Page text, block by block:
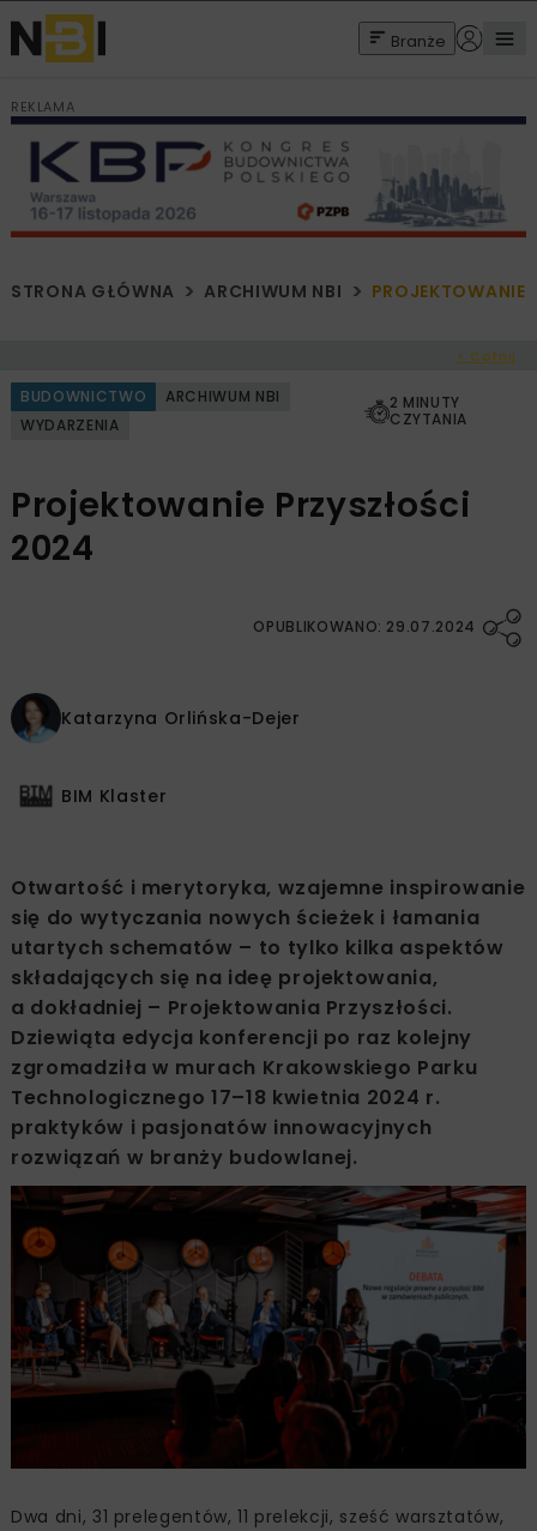
Branże
REKLAMA
STRONA GŁÓWNA ARCHIWUM NBI
< Cofnij
BUDOWNICTWO
ARCHIWUM NBI
WYDARZENIA
2 MINUTY
CZYTANIA
Projektowanie Przyszłości
2024
OPUBLIKOWANO: 29.07.2024
Katarzyna Orlińska-Dejer
BIM Klaster
Otwartość i merytoryka, wzajemne inspirowanie
się do wytyczania nowych ścieżek i łamania
utartych schematów – to tylko kilka aspektów
składających się na ideę projektowania,
a dokładniej – Projektowania Przyszłości.
Dziewiąta edycja konferencji po raz kolejny
zgromadziła w murach Krakowskiego Parku
Technologicznego 17–18 kwietnia 2024 r.
praktyków i pasjonatów innowacyjnych
rozwiązań w branży budowlanej.
Dwa dni, 31 prelegentów, 11 prelekcji, sześć warsztatów,